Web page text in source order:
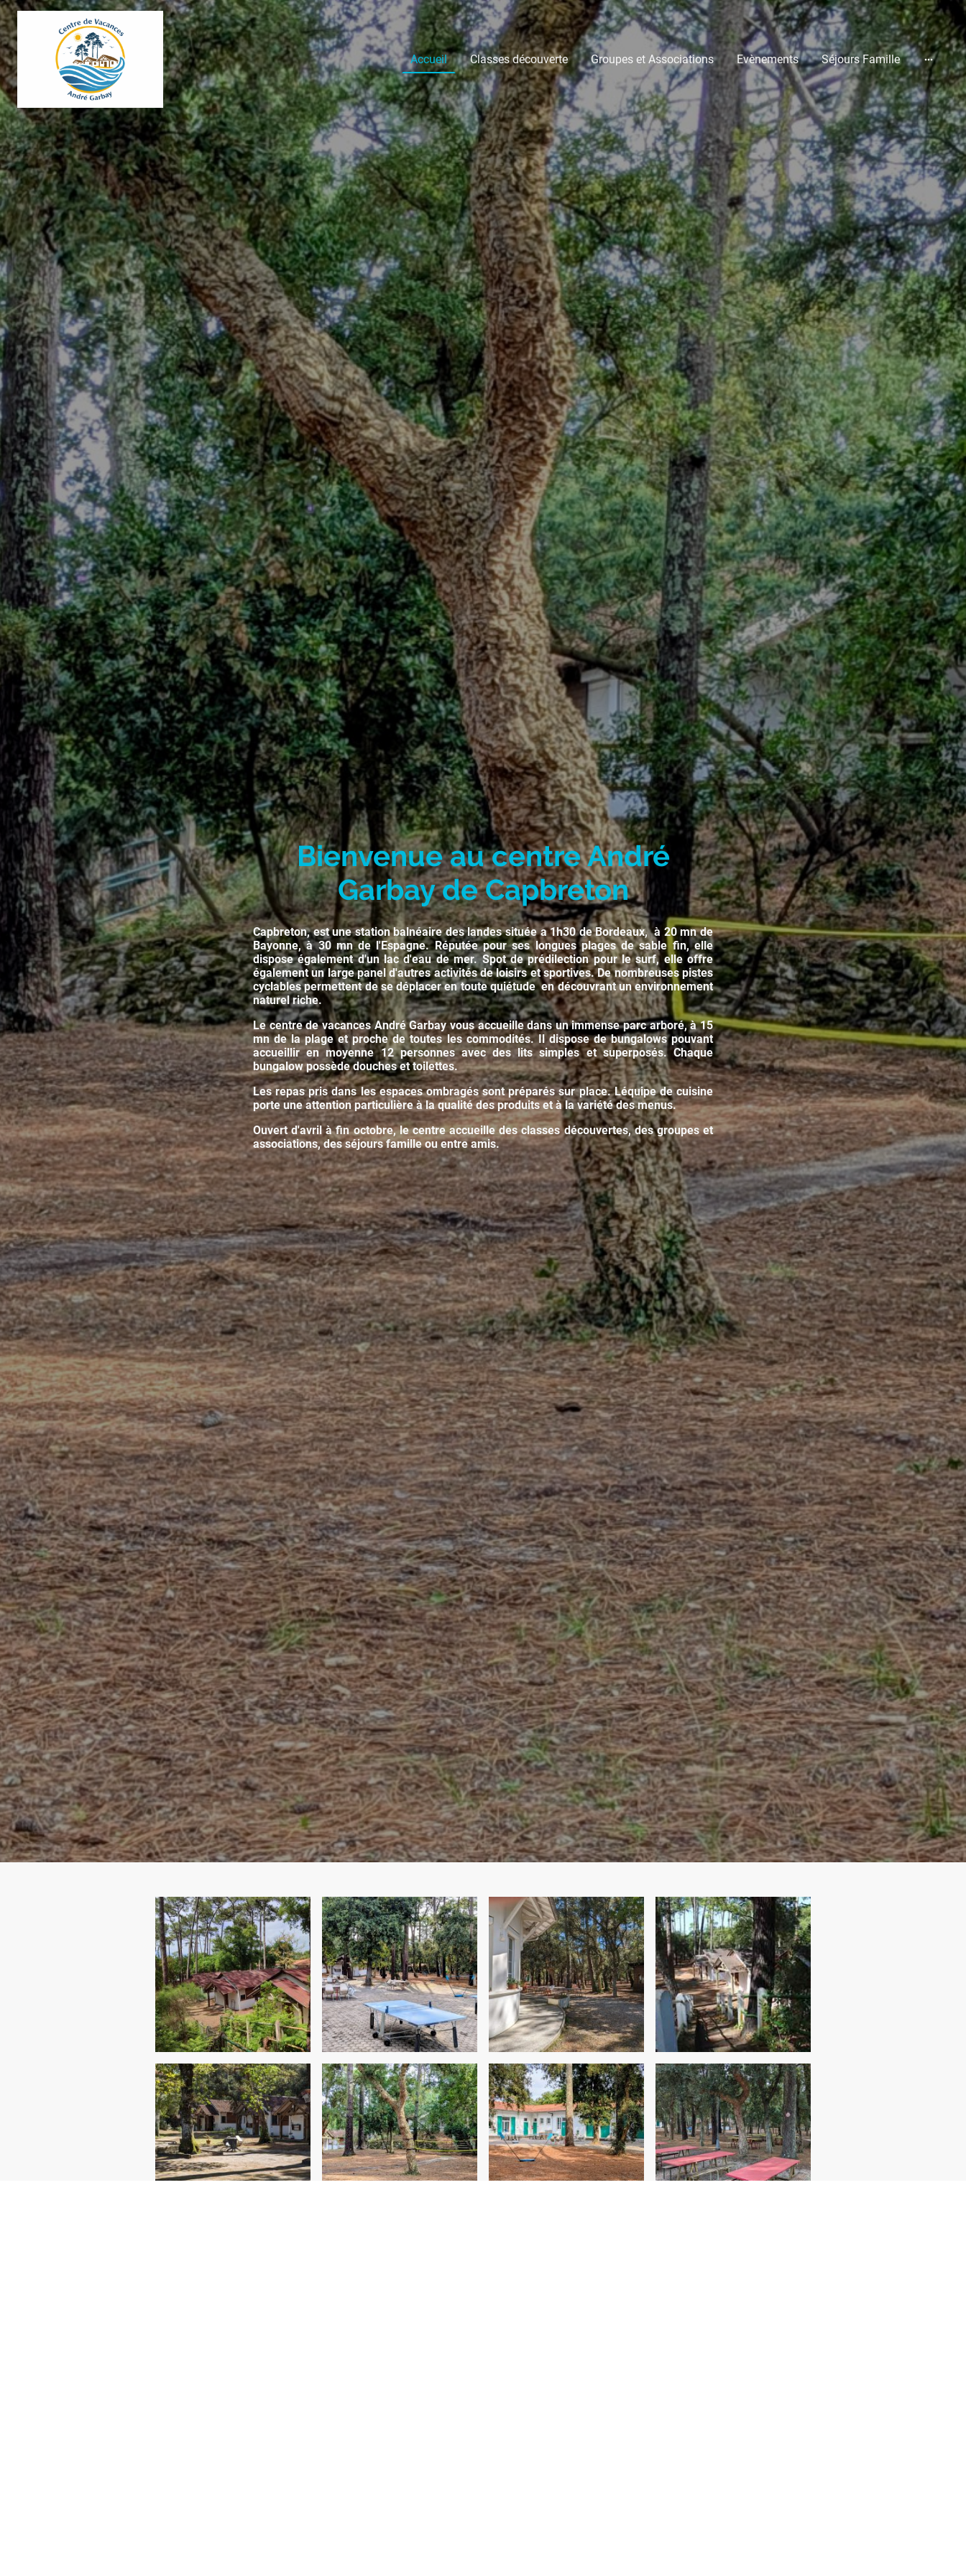
Accueil Classes découverte Groupes et Associations Evènements Séjours Famille
Bienvenue au centre André
Garbay de Capbreton
Capbreton, est une station balnéaire des landes située a 1h30 de Bordeaux, à 20 mn de
Bayonne, à 30 mn de l'Espagne. Réputée pour ses longues plages de sable fin, elle
dispose également d'un lac d'eau de mer. Spot de prédilection pour le surf, elle offre
également un large panel d'autres activités de loisirs et sportives. De nombreuses pistes
cyclables permettent de se déplacer en toute quiétude en découvrant un environnement
naturel riche.
Le centre de vacances André Garbay vous accueille dans un immense parc arboré, à 15
mn de la plage et proche de toutes les commodités. Il dispose de bungalows pouvant
accueillir en moyenne 12 personnes avec des lits simples et superposés. Chaque
bungalow possède douches et toilettes.
Les repas pris dans les espaces ombragés sont préparés sur place. Léquipe de cuisine
porte une attention particulière à la qualité des produits et à la variété des menus.
Ouvert d'avril à fin octobre, le centre accueille des classes découvertes, des groupes et
associations, des séjours famille ou entre amis.